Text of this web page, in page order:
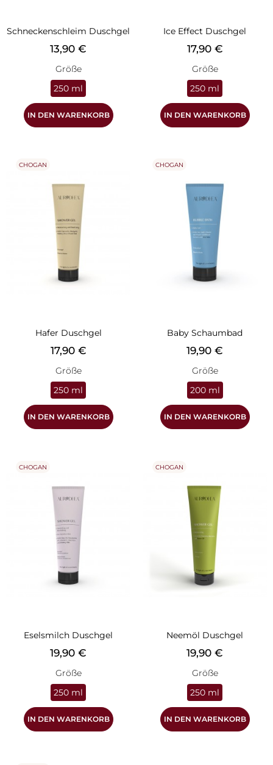
Schneckenschleim Duschgel
Preis
13,90 €
Größe
250 ml
IN DEN WARENKORB
Ice Effect Duschgel
Preis
17,90 €
Größe
250 ml
IN DEN WARENKORB
Hafer Duschgel
Preis
17,90 €
Größe
250 ml
IN DEN WARENKORB
CHOGAN
Baby Schaumbad
Preis
19,90 €
Größe
200 ml
IN DEN WARENKORB
CHOGAN
Eselsmilch Duschgel
Preis
19,90 €
Größe
250 ml
IN DEN WARENKORB
CHOGAN
Neemöl Duschgel
Preis
19,90 €
Größe
250 ml
IN DEN WARENKORB
CHOGAN